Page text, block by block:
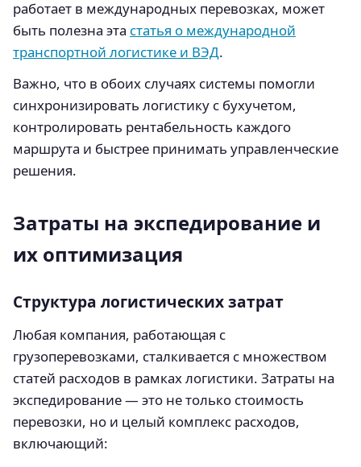
работает в международных перевозках, может
быть полезна эта статья о международной
транспортной логистике и ВЭД.
Важно, что в обоих случаях системы помогли
синхронизировать логистику с бухучетом,
контролировать рентабельность каждого
маршрута и быстрее принимать управленческие
решения.
Затраты на экспедирование и
их оптимизация
Структура логистических затрат
Любая компания, работающая с
грузоперевозками, сталкивается с множеством
статей расходов в рамках логистики. Затраты на
экспедирование — это не только стоимость
перевозки, но и целый комплекс расходов,
включающий: